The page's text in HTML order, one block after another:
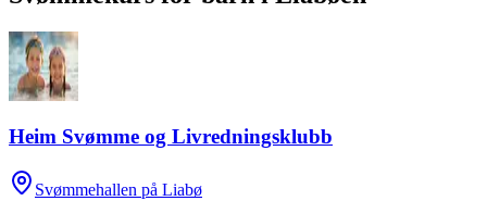
Heim Svømme og Livredningsklubb
Svømmehallen på Liabø